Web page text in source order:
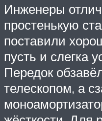
Инженеры
простенькую
поставили
пусть и слегка
Передок
телескопом, а